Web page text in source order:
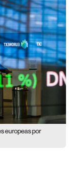
europeas por